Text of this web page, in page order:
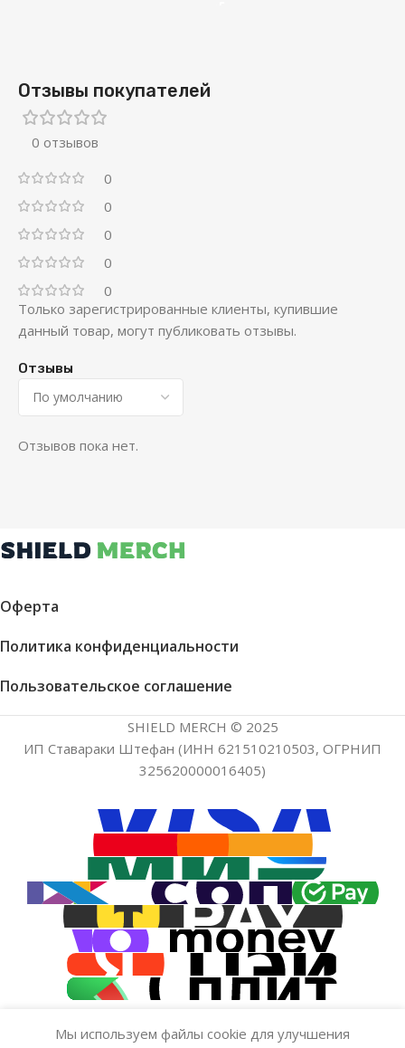
Отзывы покупателей
0 отзывов
0
0
0
0
0
Отзывы
Отзывов пока нет.
Только зарегистрированные клиенты, купившие
данный товар, могут публиковать отзывы.
Оферта
Политика конфиденциальности
Пользовательское соглашение
SHIELD MERCH © 2025
ИП Ставараки Штефан (ИНН 621510210503, ОГРНИП
325620000016405)
Мы используем файлы cookie для улучшения